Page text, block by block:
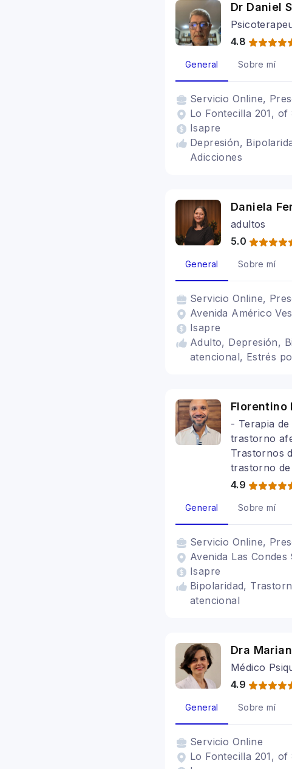
Dr Daniel
4.8
General Sobre mí
Servicio Online,
Lo Fontecilla 201, of
Isapre
Depresión,
Adicciones
Daniela
adultos
5.0
General Sobre mí
Servicio Online,
Avenida Américo
Isapre
Adulto, Depresión,
atencional, Estrés
Florentino
- Terapia
trastorno
Trastornos
trastorno
4.9
General Sobre mí
Servicio Online,
Avenida Las
Isapre
Bipolaridad,
atencional
Dra
Médico
4.9
General Sobre mí
Servicio Online
Lo Fontecilla 201, of